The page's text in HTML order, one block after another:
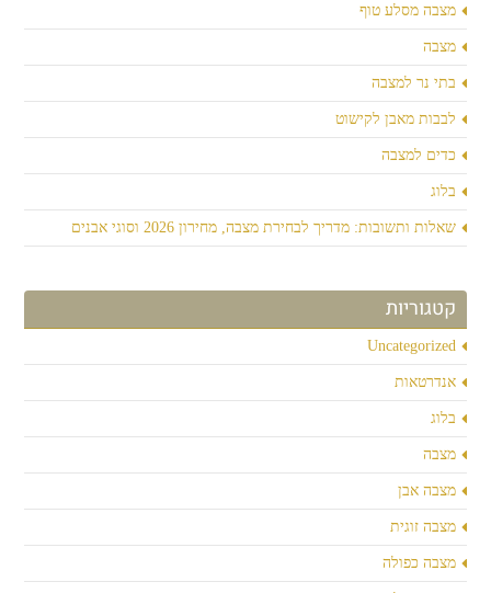
מצבה מסלע טוף
מצבה
בתי נר למצבה
לבבות מאבן לקישוט
כדים למצבה
בלוג
שאלות ותשובות: מדריך לבחירת מצבה, מחירון 2026 וסוגי אבנים
קטגוריות
Uncategorized
אנדרטאות
בלוג
מצבה
מצבה אבן
מצבה זוגית
מצבה כפולה